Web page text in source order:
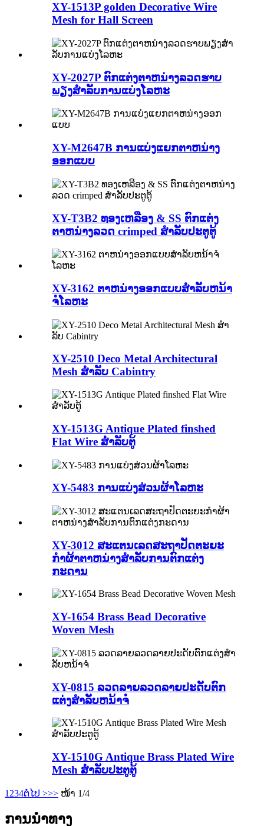
XY-1513P golden Decorative Wire
Mesh for Hall Screen
XY-2027P ຕົກແຕ່ງຕາຫນ່າງລວດຮາບ
ພຽງສໍາລັບການແບ່ງໂລຫະ
XY-M2647B ການແບ່ງແຍກຕາຫນ່າງ
ອອກແບບ
XY-T3B2 ທອງເຫລືອງ & SS ຕົກແຕ່ງ
ຕາຫນ່າງລວດ crimped ສໍາລັບປະຕູຕູ້
XY-3162 ຕາຫນ່າງອອກແບບສໍາລັບຫນ້າ
ຈໍໂລຫະ
XY-2510 Deco Metal Architectural
Mesh ສໍາລັບ Cabintry
XY-1513G Antique Plated finshed
Flat Wire ສໍາລັບຕູ້
XY-5483 ການແບ່ງສ່ວນຜ້າໂລຫະ
XY-3012 ສະແຕນເລດສະຖາປັດຕະຍະ
ກໍາຜ້າຕາຫນ່າງສໍາລັບການຕົກແຕ່ງ
ກະດານ
XY-1654 Brass Bead Decorative
Woven Mesh
XY-0815 ລວດລາຍລວດລາຍປະດັບຕົກ
ແຕ່ງສໍາລັບຫນ້າຈໍ
XY-1510G Antique Brass Plated Wire
Mesh ສໍາລັບປະຕູຕູ້
1 234ຕໍ່ໄປ >>> ໜ້າ 1/4
ການນໍາທາງ